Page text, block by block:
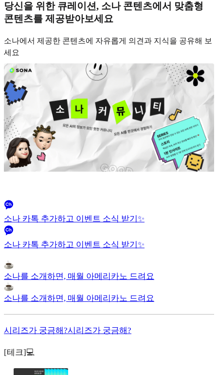
당신을 위한 큐레이션, 소나 콘텐츠에서 맞춤형
콘텐츠를 제공받아보세요
소나에서 제공한 콘텐츠에 자유롭게 의견과 지식을 공유해 보
세요
소나 카톡 추가하고 이벤트 소식 받기✨
소나 카톡 추가하고 이벤트 소식 받기✨
소나를 소개하면, 매월 아메리카노 드려요
소나를 소개하면, 매월 아메리카노 드려요
시리즈가 궁금해?시리즈가 궁금해?
[테크]💻